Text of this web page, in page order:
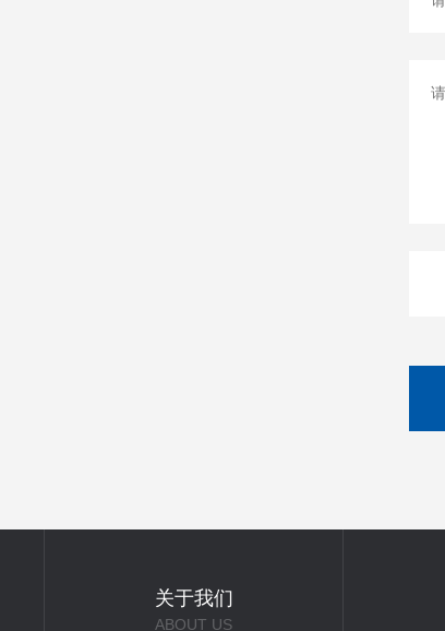
关于我们
ABOUT US